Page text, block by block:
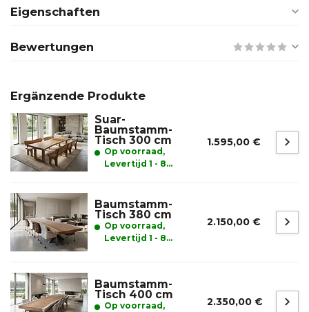
Eigenschaften
Bewertungen
Ergänzende Produkte
Suar-
Baumstamm-
Tisch 300 cm
Op voorraad,
Levertijd 1 - 8
1.595,00 €
Baumstamm-
Tisch 380 cm
Op voorraad,
Levertijd 1 - 8
2.150,00 €
Baumstamm-
Tisch 400 cm
Op voorraad, 2.350,00 €